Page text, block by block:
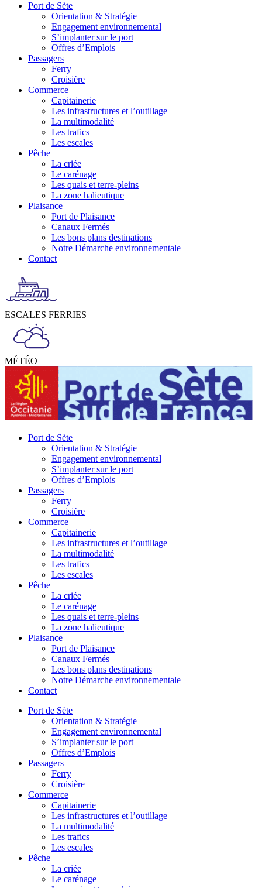
Port de Sète
Orientation & Stratégie
Engagement environnemental
S’implanter sur le port
Offres d’Emplois
Passagers
Ferry
Croisière
Commerce
Capitainerie
Les infrastructures et l’outillage
La multimodalité
Les trafics
Les escales
Pêche
La criée
Le carénage
Les quais et terre-pleins
La zone halieutique
Plaisance
Port de Plaisance
Canaux Fermés
Les bons plans destinations
Notre Démarche environnementale
Contact
ESCALES FERRIES
MÉTÉO
Port de Sète
Orientation & Stratégie
Engagement environnemental
S’implanter sur le port
Offres d’Emplois
Passagers
Ferry
Croisière
Commerce
Capitainerie
Les infrastructures et l’outillage
La multimodalité
Les trafics
Les escales
Pêche
La criée
Le carénage
Les quais et terre-pleins
La zone halieutique
Plaisance
Port de Plaisance
Canaux Fermés
Les bons plans destinations
Notre Démarche environnementale
Contact
Port de Sète
Orientation & Stratégie
Engagement environnemental
S’implanter sur le port
Offres d’Emplois
Passagers
Ferry
Croisière
Commerce
Capitainerie
Les infrastructures et l’outillage
La multimodalité
Les trafics
Les escales
Pêche
La criée
Le carénage